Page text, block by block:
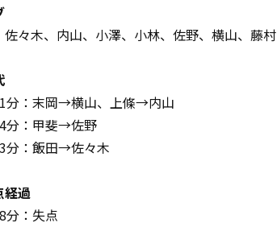
佐々木、内山、小澤、小林、佐野、横山、藤村
分：末岡→横山、上條→内山
分：甲斐→佐野
分：飯田→佐々木
過
分：失点